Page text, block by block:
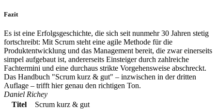
Fazit
Es ist eine Erfolgsgeschichte, die sich seit nunmehr 30 Jahren stetig
fortschreibt: Mit Scrum steht eine agile Methode für die
Produktentwicklung und das Management bereit, die zwar einerseits
simpel aufgebaut ist, andererseits Einsteiger durch zahlreiche
Fachtermini und eine durchaus strikte Vorgehensweise abschreckt.
Das Handbuch "Scrum kurz & gut" – inzwischen in der dritten
Auflage – trifft hier genau den richtigen Ton.
Daniel Richey
Titel
Scrum kurz & gut